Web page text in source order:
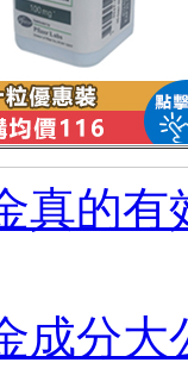
真的有
成分大